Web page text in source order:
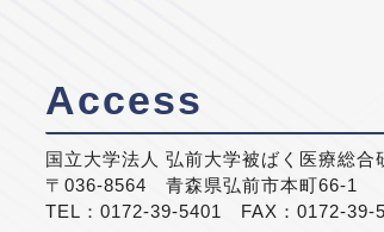
Access
国立大学法人 弘前大学被ばく医療総合
〒036-8564 青森県弘前市本町66-1
TEL：0172-39-5401 FAX：0172-39-